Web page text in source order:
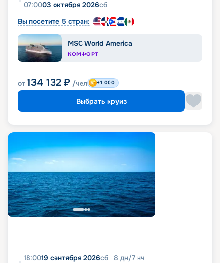
07:0003 октября 2026сб
Вы посетите 5 стран:
MSC World America
КОМФОРТ
от 134 132 ₽ /чел +1 000
Выбрать круиз
18:0019 сентября 2026сб 8 дн/7 нч